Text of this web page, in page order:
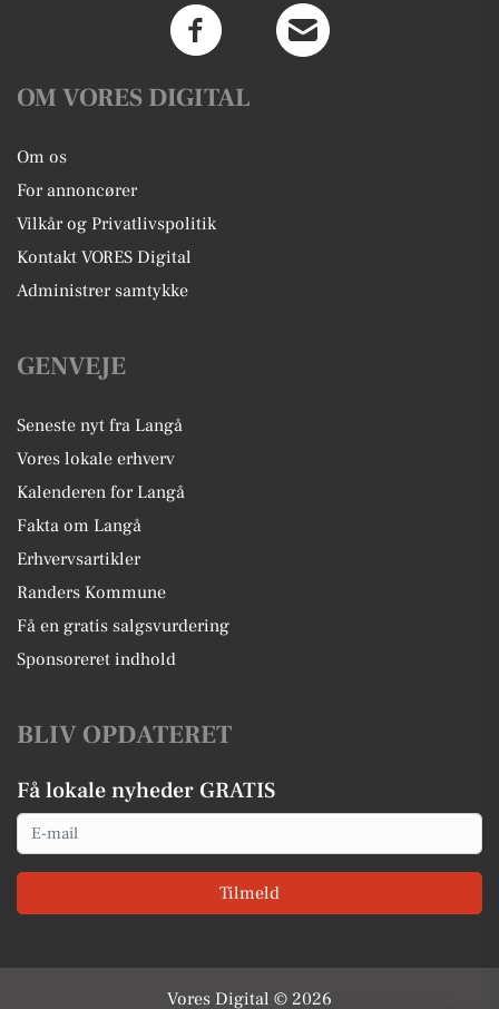
OM VORES DIGITAL
Om os
For annoncører
Vilkår og Privatlivspolitik
Kontakt VORES Digital
Administrer samtykke
GENVEJE
Seneste nyt fra Langå
Vores lokale erhverv
Kalenderen for Langå
Fakta om Langå
Erhvervsartikler
Randers Kommune
Få en gratis salgsvurdering
Sponsoreret indhold
BLIV OPDATERET
Få lokale nyheder GRATIS
Email
Tilmeld
Vores Digital © 2026